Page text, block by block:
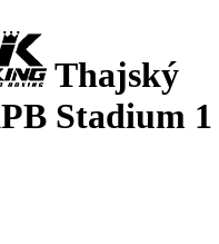
Thajský
Stadium 1